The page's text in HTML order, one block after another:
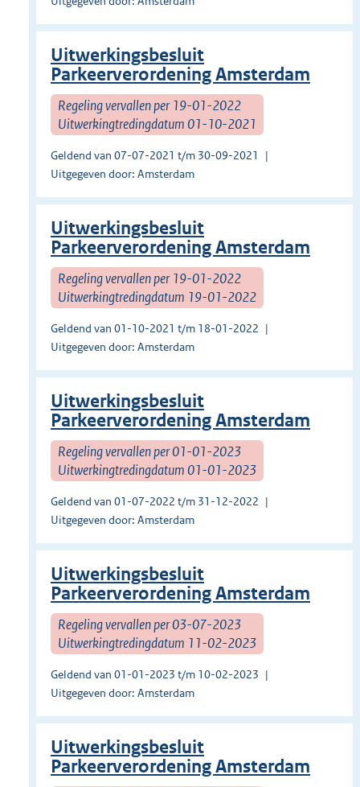
Uitwerkingsbesluit
Parkeerverordening Amsterdam
Regeling vervallen per 19-01-2022
Uitwerkingtredingdatum 01-10-2021
Geldend van 07-07-2021 t/m 30-09-2021
Uitgegeven door: Amsterdam
Uitwerkingsbesluit
Parkeerverordening Amsterdam
Regeling vervallen per 19-01-2022
Uitwerkingtredingdatum 19-01-2022
Geldend van 01-10-2021 t/m 18-01-2022
Uitgegeven door: Amsterdam
Uitwerkingsbesluit
Parkeerverordening Amsterdam
Regeling vervallen per 01-01-2023
Uitwerkingtredingdatum 01-01-2023
Geldend van 01-07-2022 t/m 31-12-2022
Uitgegeven door: Amsterdam
Uitwerkingsbesluit
Parkeerverordening Amsterdam
Regeling vervallen per 03-07-2023
Uitwerkingtredingdatum 11-02-2023
Geldend van 01-01-2023 t/m 10-02-2023
Uitgegeven door: Amsterdam
Uitwerkingsbesluit
Parkeerverordening Amsterdam